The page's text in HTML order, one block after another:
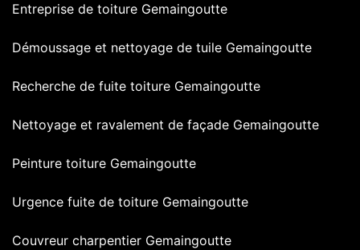
Entreprise de toiture Gemaingoutte
Démoussage et nettoyage de tuile Gemaingoutte
Recherche de fuite toiture Gemaingoutte
Nettoyage et ravalement de façade Gemaingoutte
Peinture toiture Gemaingoutte
Urgence fuite de toiture Gemaingoutte
Couvreur charpentier Gemaingoutte